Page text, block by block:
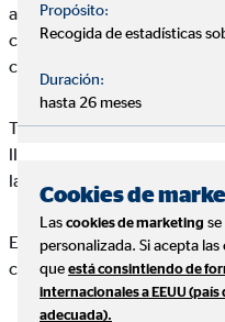
actualmente tiene cerca de
centros hospitalarios.
centros de referencia de
También cuentan con una
llama Adeslas salud y
las 24 h del día.
En una segunda parte se
concretos que son los
Propósito:
Recogida de estadísticas
Duración:
hasta 26 meses
Cookies de
Las cookies de marketing
personalizada. Si acepta
que está consintiendo de
internacionales a EEUU
adecuada).